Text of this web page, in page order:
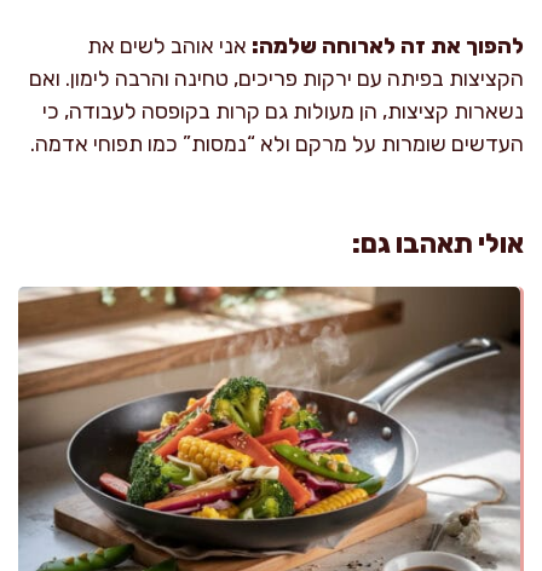
להפוך את זה לארוחה שלמה: אני אוהב לשים את
הקציצות בפיתה עם ירקות פריכים, טחינה והרבה לימון. ואם
נשארות קציצות, הן מעולות גם קרות בקופסה לעבודה, כי
העדשים שומרות על מרקם ולא “נמסות” כמו תפוחי אדמה.
אולי תאהבו גם: